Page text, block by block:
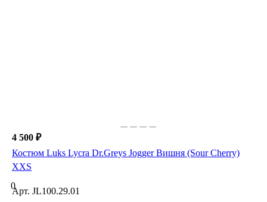
4 500 ₽
Костюм Luks Lycra Dr.Greys Jogger Вишня (Sour Cherry)
XXS
0
Арт. JL100.29.01